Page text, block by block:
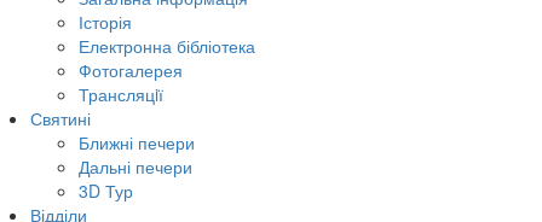
Історія
Електронна бібліотека
Фотогалерея
Трансляцiї
Святині
Ближні печери
Дальні печери
3D Тур
Відділи